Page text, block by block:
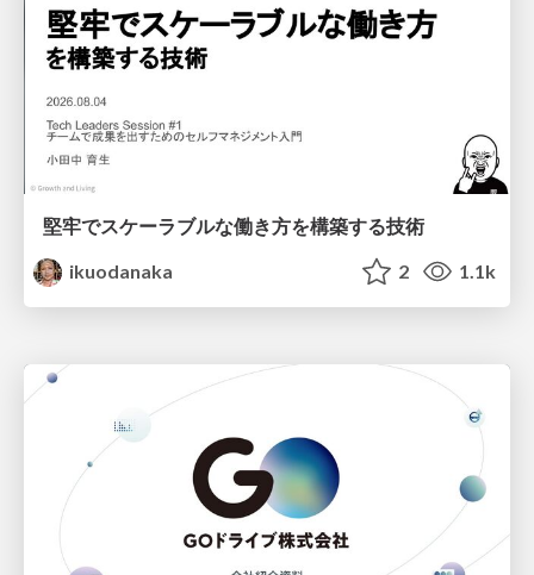
堅牢でスケーラブルな働き方を構築する技術
ikuodanaka
2 1.1k